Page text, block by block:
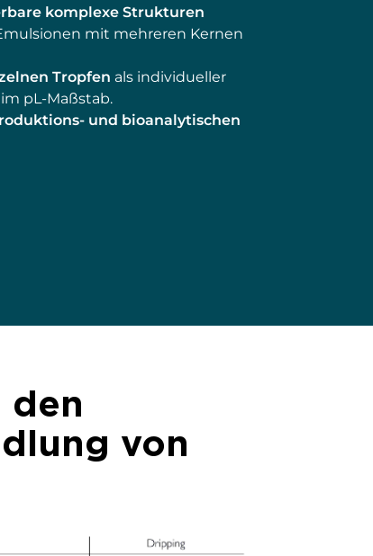
komplexe Strukturen
mit mehreren Kernen
Tropfen als individueller
pL-Maßstab.
und bioanalytischen
den
von